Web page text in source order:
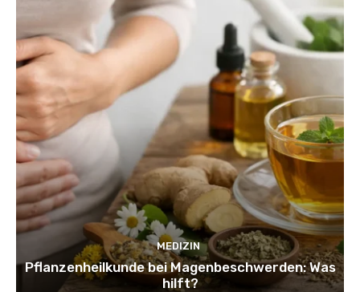
MEDIZIN
Pflanzenheilkunde bei Magenbeschwerden: Was
hilft?